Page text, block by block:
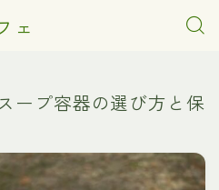
ェ
ープ容器の選び方と保